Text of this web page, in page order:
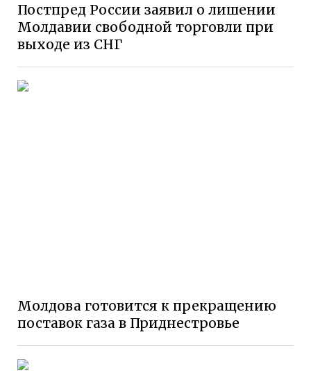
Постпред России заявил о лишении
Молдавии свободной торговли при
выходе из СНГ
Молдова готовится к прекращению
поставок газа в Приднестровье